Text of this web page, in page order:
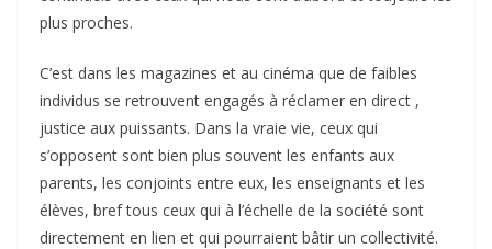
plus proches.
C’est dans les magazines et au cinéma que de faibles
individus se retrouvent engagés à réclamer en direct ,
justice aux puissants. Dans la vraie vie, ceux qui
s’opposent sont bien plus souvent les enfants aux
parents, les conjoints entre eux, les enseignants et les
élèves, bref tous ceux qui à l’échelle de la société sont
directement en lien et qui pourraient bâtir un collectivité.